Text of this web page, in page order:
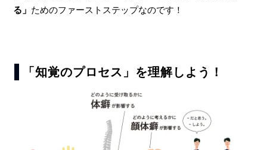
る」 ためのファーストステップなのです！
「知覚のプロセス」を理解しよう！